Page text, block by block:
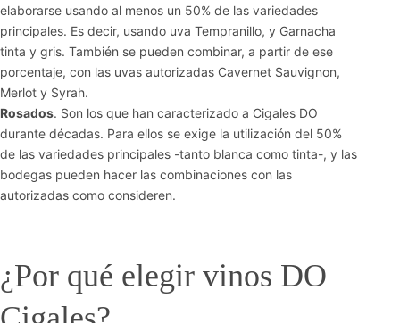
elaborarse usando al menos un 50% de las variedades
principales. Es decir, usando uva Tempranillo, y Garnacha
tinta y gris. También se pueden combinar, a partir de ese
porcentaje, con las uvas autorizadas Cavernet Sauvignon,
Merlot y Syrah.
Rosados. Son los que han caracterizado a Cigales DO
durante décadas. Para ellos se exige la utilización del 50%
de las variedades principales -tanto blanca como tinta-, y las
bodegas pueden hacer las combinaciones con las
autorizadas como consideren.
¿Por qué elegir vinos DO